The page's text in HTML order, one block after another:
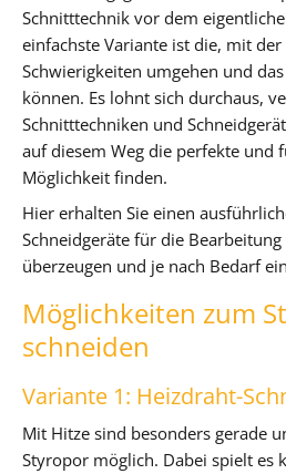
Schnitttechnik vor dem
einfachste Variante ist die, mit der
Schwierigkeiten umgehen und
können. Es lohnt sich durchaus,
Schnitttechniken und
auf diesem Weg die perfekte und
Möglichkeit finden.
Hier erhalten Sie einen
Schneidgeräte für die
überzeugen und je nach Bedarf
Möglichkeiten zum
schneiden
Variante 1: Heizdraht-
Mit Hitze sind besonders gerade
Styropor möglich. Dabei spielt es